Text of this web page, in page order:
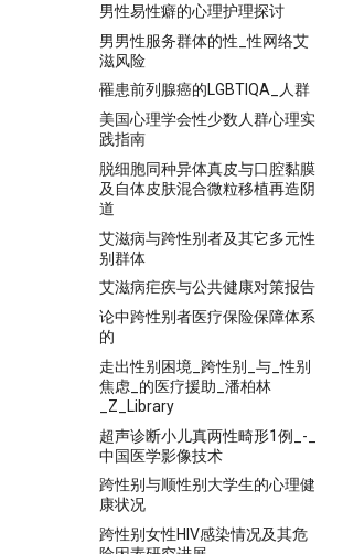
男性易性癖的心理护理探讨
男男性服务群体的性_性网络艾
滋风险
罹患前列腺癌的LGBTIQA_人群
美国心理学会性少数人群心理实
践指南
脱细胞同种异体真皮与口腔黏膜
及自体皮肤混合微粒移植再造阴
道
艾滋病与跨性别者及其它多元性
别群体
艾滋病疟疾与公共健康对策报告
论中跨性别者医疗保险保障体系
的
走出性别困境_跨性别_与_性别
焦虑_的医疗援助_潘柏林
_Z_Library
超声诊断小儿真两性畸形1例_-_
中国医学影像技术
跨性别与顺性别大学生的心理健
康状况
跨性别女性HIV感染情况及其危